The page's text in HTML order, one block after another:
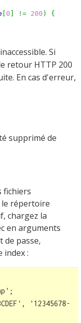
0 != 200 )
{
Si
retour HTTP 200
En cas d'erreur,
supprimé de
fichiers
répertoire
chargez la
en arguments
de passe,
index :
'12345678-